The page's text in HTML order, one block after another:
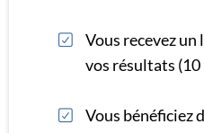
Vous recevez
vos résultats (10
Vous bénéficiez